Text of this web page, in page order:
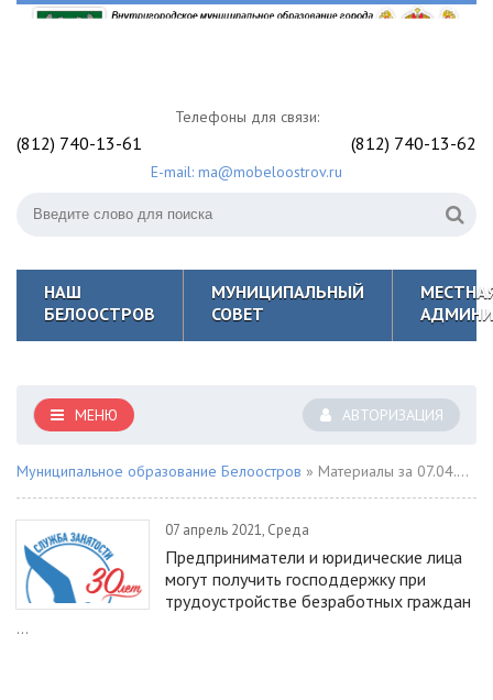
Телефоны для связи:
(812) 740-13-61 (812) 740-13-62
E-mail: ma@mobeloostrov.ru
НАШ
БЕЛООСТРОВ
МУНИЦИПАЛЬНЫЙ
СОВЕТ
АВТОРИЗАЦИЯ
МЕНЮ
Муниципальное образование Белоостров » Материалы за 07.04.2021
07 апрель 2021, Среда
Предприниматели и юридические лица
могут получить господдержку при
трудоустройстве безработных граждан
...